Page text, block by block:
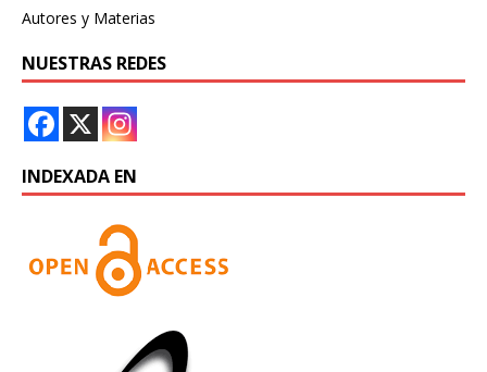
Autores y Materias
NUESTRAS REDES
INDEXADA EN